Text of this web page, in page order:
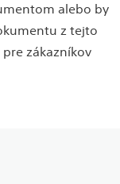
alebo by
z tejto
zákazníkov